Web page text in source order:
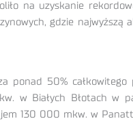
na uzyskanie
gdzie najwyższą
ponad 50% całkowitego
w Białych Błotach w
130 000 mkw. w